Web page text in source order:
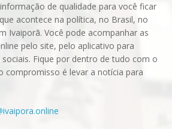
de qualidade para você ficar
acontece na política, no Brasil, no
Ivaiporã. Você pode acompanhar as
pelo site, pelo aplicativo para
Fique por dentro de tudo com o
compromisso é levar a notícia para